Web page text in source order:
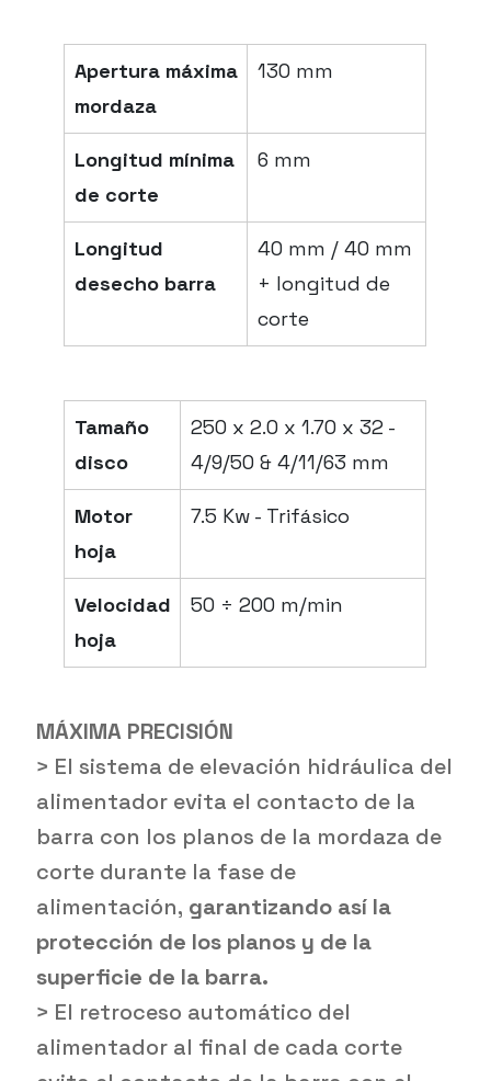
Apertura máxima
mordaza
130 mm
Longitud mínima
de corte
6 mm
Longitud
desecho barra
40 mm / 40 mm
+ longitud de
corte
Tamaño
disco
250 x 2.0 x 1.70 x 32 -
4/9/50 & 4/11/63 mm
Motor
hoja
7.5 Kw - Trifásico
Velocidad
hoja
50 ÷ 200 m/min
MÁXIMA PRECISIÓN
> El sistema de elevación hidráulica del
alimentador evita el contacto de la
barra con los planos de la mordaza de
corte durante la fase de
alimentación, garantizando así la
protección de los planos y de la
superficie de la barra.
> El retroceso automático del
alimentador al final de cada corte